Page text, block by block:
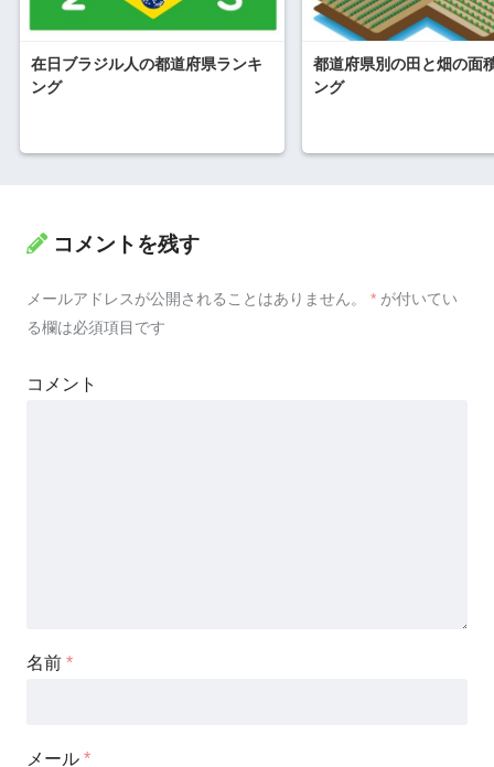
在日ブラジル人の都道府県ランキ
ング
都道府県別の田と畑の面
ング
コメントを残す
メールアドレスが公開されることはありません。 * が付いてい
る欄は必須項目です
コメント
名前 *
メール *